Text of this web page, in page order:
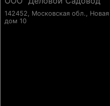
142452, Московская обл., Новая
дом 10